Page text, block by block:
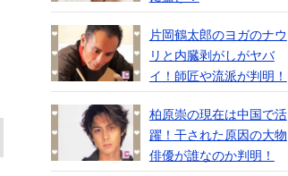
片岡鶴太郎のヨガのナウ
リと内臓剥がしがヤバ
イ！師匠や流派が判明！
柏原崇の現在は中国で活
躍！干された原因の大物
俳優が誰なのか判明！